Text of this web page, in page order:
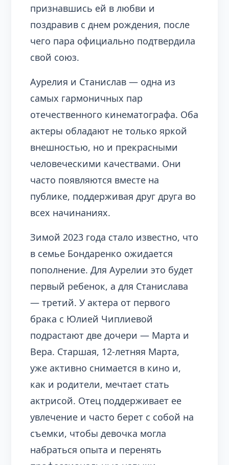
признавшись ей в любви и
поздравив с днем рождения, после
чего пара официально подтвердила
свой союз.
Аурелия и Станислав — одна из
самых гармоничных пар
отечественного кинематографа. Оба
актеры обладают не только яркой
внешностью, но и прекрасными
человеческими качествами. Они
часто появляются вместе на
публике, поддерживая друг друга во
всех начинаниях.
Зимой 2023 года стало известно, что
в семье Бондаренко ожидается
пополнение. Для Аурелии это будет
первый ребенок, а для Станислава
— третий. У актера от первого
брака с Юлией Чиплиевой
подрастают две дочери — Марта и
Вера. Старшая, 12-летняя Марта,
уже активно снимается в кино и,
как и родители, мечтает стать
актрисой. Отец поддерживает ее
увлечение и часто берет с собой на
съемки, чтобы девочка могла
набраться опыта и перенять